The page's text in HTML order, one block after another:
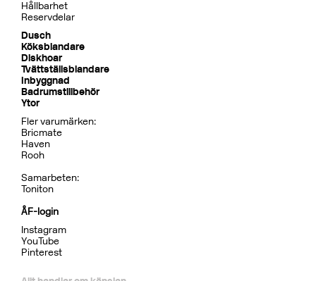
Tillbehör Inbyggnad
BOX300/300 Mattsvart
Pris 4995 kr